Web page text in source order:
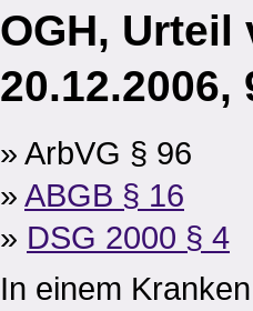
OGH, Urteil
20.12.2006,
» ArbVG § 96
» ABGB § 16
» DSG 2000 § 4
In einem